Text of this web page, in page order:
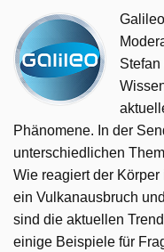
Phänomene. In der
unterschiedlichen
Wie reagiert der
ein Vulkanausbruch
sind die aktuellen
einige Beispiele für